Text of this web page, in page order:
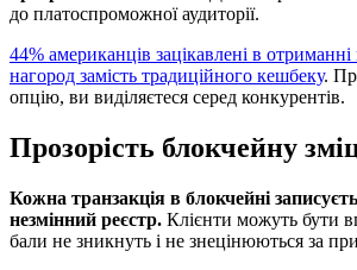
до платоспроможної аудиторії.
44% американців зацікавлені в
нагород замість традиційного кешбеку.
опцію, ви виділяєтеся серед конкурентів.
Прозорість блокчейну
Кожна транзакція в блокчейні
незмінний реєстр. Клієнти можуть бути
бали не зникнуть і не знецінюються за